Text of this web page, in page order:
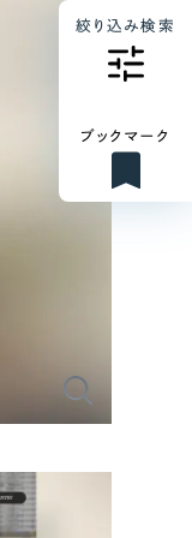
絞り込み検索
ブックマーク